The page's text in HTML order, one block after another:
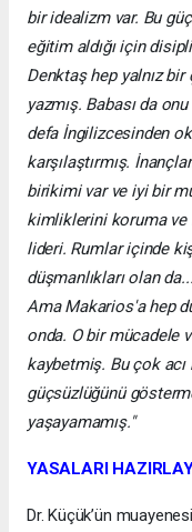
bir idealizm var. Bu
eğitim aldığı için
Denktaş hep yalnız
yazmış. Babası da
defa İngilizcesinden
karşılaştırmış.
birikimi var ve iyi bir
kimliklerini koruma ve
lideri. Rumlar içinde
düşmanlıkları olan
Ama Makarios'a hep
onda. O bir mücadele
kaybetmiş. Bu çok
güçsüzlüğünü
yaşayamamış."
YASALARI
Dr. Küçük’ün